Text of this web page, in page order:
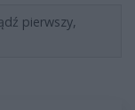
pierwszy,